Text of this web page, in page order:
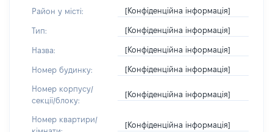
Район у місті: [Конфіденційна інформація]
Тип: [Конфіденційна інформація]
Назва: [Конфіденційна інформація]
Номер будинку: [Конфіденційна інформація]
Номер корпусу/
секції/блоку:
[Конфіденційна інформація]
Номер квартири/
[Конфіденційна інформація]